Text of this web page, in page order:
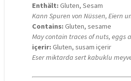
Enthält: Gluten, Sesam
Kann Spuren von Nüssen, Eiern
Contains: Gluten, sesame
May contain traces of nuts, eggs
içerir: Gluten, susam içerir
Eser miktarda sert kabuklu